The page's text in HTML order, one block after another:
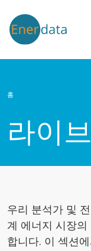
홈
라이
우리 분석가 및
계 에너지 시장
합니다. 이 섹션